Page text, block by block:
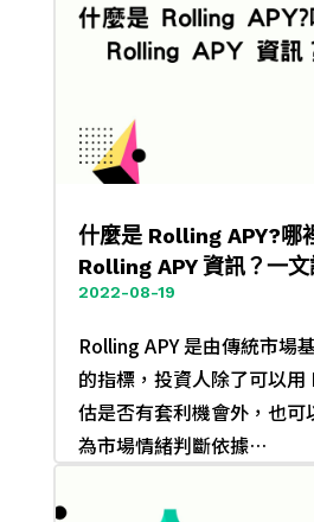
什麼是 Rolling APY?哪
Rolling APY 資訊？一文
2022-08-19
Rolling APY 是由傳統市場
的指標，投資人除了可以用
估是否有套利機會外，也可
為市場情緒判斷依據…